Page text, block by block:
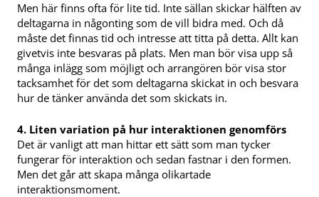
Men här finns ofta för lite tid. Inte sällan skickar hälften av
deltagarna in någonting som de vill bidra med. Och då
måste det finnas tid och intresse att titta på detta. Allt kan
givetvis inte besvaras på plats. Men man bör visa upp så
många inlägg som möjligt och arrangören bör visa stor
tacksamhet för det som deltagarna skickat in och besvara
hur de tänker använda det som skickats in.
4. Liten variation på hur interaktionen genomförs
Det är vanligt att man hittar ett sätt som man tycker
fungerar för interaktion och sedan fastnar i den formen.
Men det går att skapa många olikartade
interaktionsmoment.